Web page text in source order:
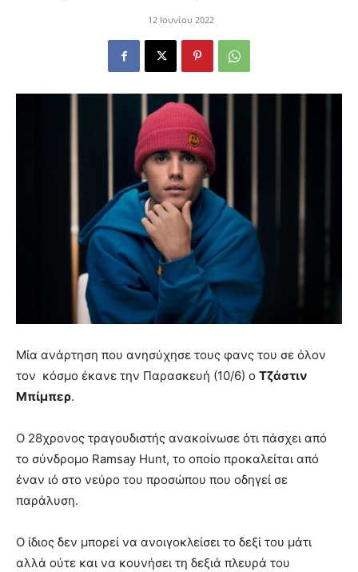
12 Ιουνίου 2022
Μία ανάρτηση που ανησύχησε τους φανς του σε όλον
τον κόσμο έκανε την Παρασκευή (10/6) ο Τζάστιν
Μπίμπερ.
Ο 28χρονος τραγουδιστής ανακοίνωσε ότι πάσχει από
το σύνδρομο Ramsay Hunt, το οποίο προκαλείται από
έναν ιό στο νεύρο του προσώπου που οδηγεί σε
παράλυση.
Ο ίδιος δεν μπορεί να ανοιγοκλείσει το δεξί του μάτι
αλλά ούτε και να κουνήσει τη δεξιά πλευρά του